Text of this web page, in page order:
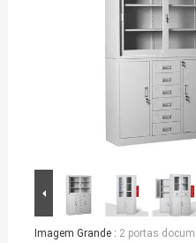
Imagem Grande : 2 portas